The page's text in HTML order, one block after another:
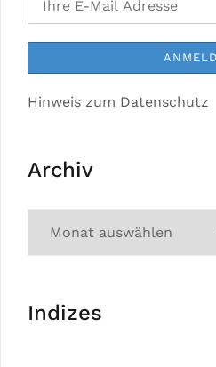
Hinweis zum Datenschutz
Archiv
Indizes